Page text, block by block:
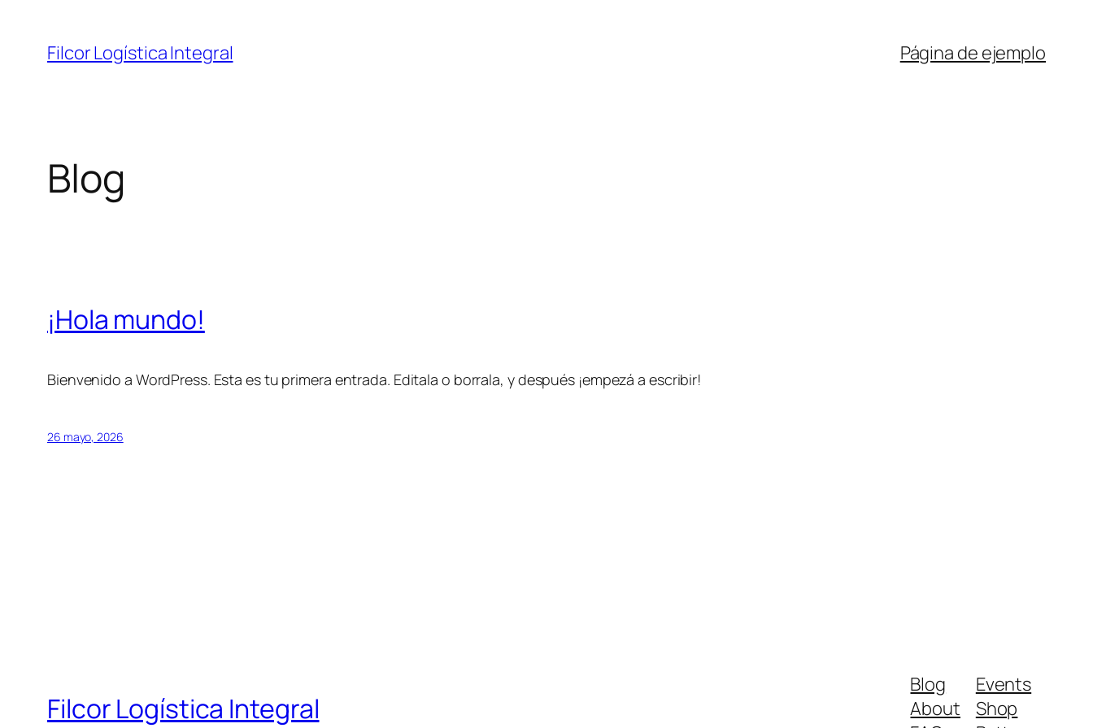
contenido
Filcor Logística Integral Página de ejemplo
Blog
¡Hola mundo!
Bienvenido a WordPress. Esta es tu primera entrada. Editala o borrala, y después ¡empezá a escribir!
26 mayo, 2026
Filcor Logística Integral
Blog
About
Events
Shop